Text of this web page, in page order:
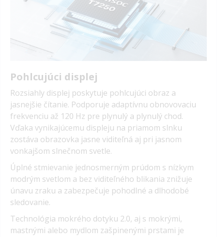
Pohlcujúci displej
Rozsiahly displej poskytuje pohlcujúci obraz a
jasnejšie čítanie. Podporuje adaptívnu obnovovaciu
frekvenciu až 120 Hz pre plynulý a plynulý chod.
Vďaka vynikajúcemu displeju na priamom slnku
zostáva obrazovka jasne viditeľná aj pri jasnom
vonkajšom slnečnom svetle.
Úplné stmievanie jednosmerným prúdom s nízkym
modrým svetlom a bez viditeľného blikania znižuje
únavu zraku a zabezpečuje pohodlné a dlhodobé
sledovanie.
Technológia mokrého dotyku 2.0, aj s mokrými,
mastnými alebo mydlom zašpinenými prstami je